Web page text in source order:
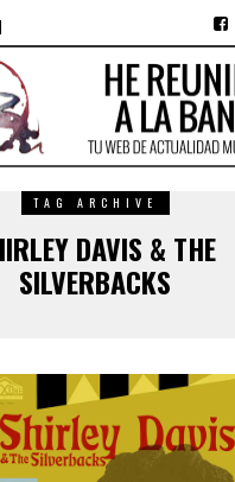
TAG ARCHIVE
DAVIS & THE
SILVERBACKS